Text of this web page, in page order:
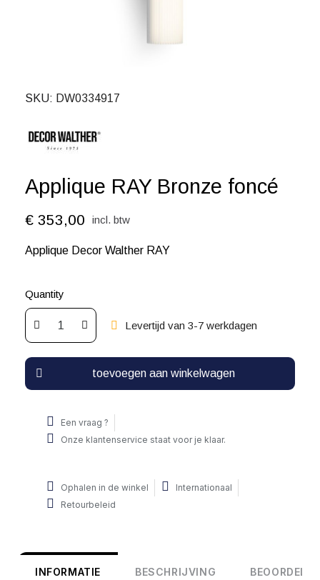
SKU DW0334917
Applique RAY Bronze foncé
€ 353,00 incl. btw
Applique Decor Walther RAY
Quantity
Levertijd van 3-7 werkdagen
toevoegen aan winkelwagen
Een vraag ?
Onze klantenservice staat voor je klaar.
Ophalen in de winkel
Internationaal
Retourbeleid
INFORMATIE BESCHRIJVING